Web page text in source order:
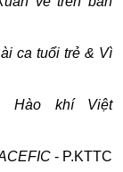
ca tuổi trẻ & Vì
Hào khí Việt
- P.KTTC